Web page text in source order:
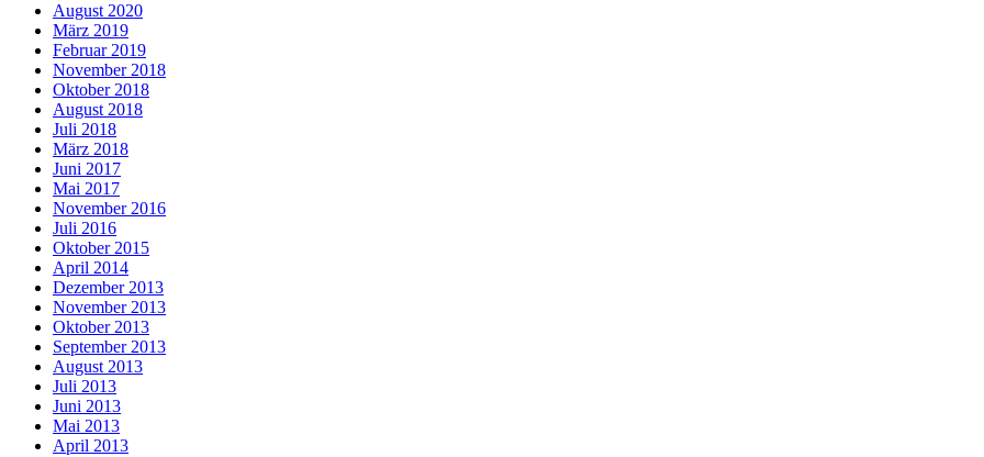
August 2020
März 2019
Februar 2019
November 2018
Oktober 2018
August 2018
Juli 2018
März 2018
Juni 2017
Mai 2017
November 2016
Juli 2016
Oktober 2015
April 2014
Dezember 2013
November 2013
Oktober 2013
September 2013
August 2013
Juli 2013
Juni 2013
Mai 2013
April 2013